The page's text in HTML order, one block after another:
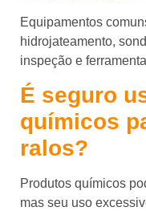
Equipamentos
hidrojateamento,
inspeção e
É seguro
químicos
ralos?
Produtos químicos
mas seu uso